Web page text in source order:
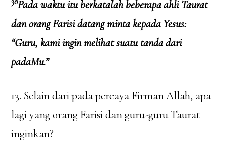
Pada waktu itu berkatalah beberapa ahli Taurat
dan orang Farisi datang minta kepada Yesus:
“Guru, kami ingin melihat suatu tanda dari
padaMu.”
13. Selain dari pada percaya Firman Allah, apa
lagi yang orang Farisi dan guru-guru Taurat
inginkan?